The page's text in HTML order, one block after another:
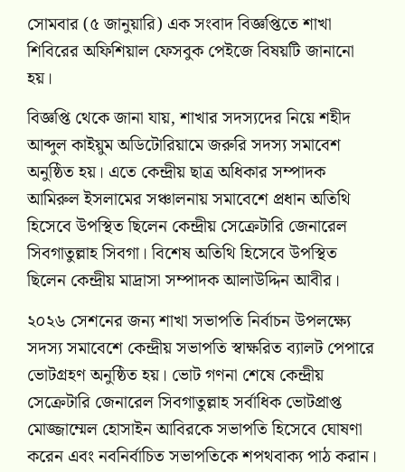
সোমবার (৫ জানুয়ারি) এক সংবাদ বিজ্ঞপ্তিতে শাখা
শিবিরের অফিশিয়াল ফেসবুক পেইজে বিষয়টি জানানো
হয়।
বিজ্ঞপ্তি থেকে জানা যায়, শাখার সদস্যদের নিয়ে শহীদ
আব্দুল কাইয়ুম অডিটোরিয়ামে জরুরি সদস্য সমাবেশ
অনুষ্ঠিত হয়। এতে কেন্দ্রীয় ছাত্র অধিকার সম্পাদক
আমিরুল ইসলামের সঞ্চালনায় সমাবেশে প্রধান অতিথি
হিসেবে উপস্থিত ছিলেন কেন্দ্রীয় সেক্রেটারি জেনারেল
সিবগাতুল্লাহ সিবগা। বিশেষ অতিথি হিসেবে উপস্থিত
ছিলেন কেন্দ্রীয় মাদ্রাসা সম্পাদক আলাউদ্দিন আবীর।
২০২৬ সেশনের জন্য শাখা সভাপতি নির্বাচন উপলক্ষ্যে
সদস্য সমাবেশে কেন্দ্রীয় সভাপতি স্বাক্ষরিত ব্যালট পেপারে
ভোটগ্রহণ অনুষ্ঠিত হয়। ভোট গণনা শেষে কেন্দ্রীয়
সেক্রেটারি জেনারেল সিবগাতুল্লাহ সর্বাধিক ভোটপ্রাপ্ত
মোজ্জাম্মেল হোসাইন আবিরকে সভাপতি হিসেবে ঘোষণা
করেন এবং নবনির্বাচিত সভাপতিকে শপথবাক্য পাঠ করান।